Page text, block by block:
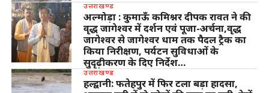
उत्तराखण्ड
अल्मोड़ा : कुमाऊँ कमिश्नर दीपक रावत ने की
वृद्ध जागेश्वर में दर्शन एवं पूजा-अर्चना,वृद्ध
जागेश्वर से जागेश्वर धाम तक पैदल ट्रैक का
किया निरीक्षण, पर्यटन सुविधाओं के
सुदृढ़ीकरण के दिए निर्देश…
उत्तराखण्ड
हल्द्वानी: फतेहपुर में फिर टला बड़ा हादसा,